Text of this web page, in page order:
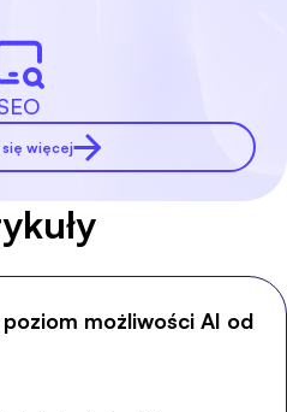
więcej
możliwości AI od